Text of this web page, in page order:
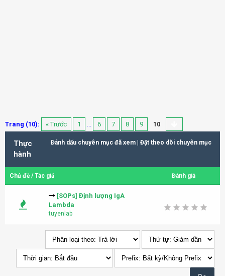
Trang (10): « Trước 1 ... 6 7 8 9 10
Đánh dấu chuyên mục đã xem Đặt theo dõi chuyên mục
Thực
hành
Chủ đề/Tác giả Đánh giá
[SOPs] Định lượng IgA
Lambda
tuyenlab